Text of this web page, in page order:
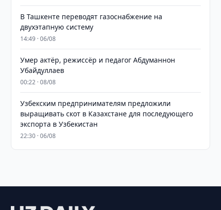
В Ташкенте переводят газоснабжение на
двухэтапную систему
14:49 · 06/08
Умер актёр, режиссёр и педагог Абдуманнон
Убайдуллаев
00:22 · 08/08
Узбекским предпринимателям предложили
выращивать скот в Казахстане для последующего
экспорта в Узбекистан
22:30 · 06/08